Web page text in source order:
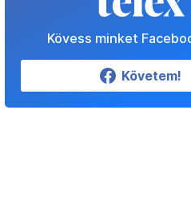
Kövess minket
Követem!